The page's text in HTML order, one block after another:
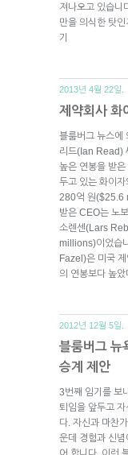
져나오고 있습니
만을 의식한 탓
기
2013년 4월 22일.
제약회사 화
블룸버그 뉴스에
리드(Ian Read)
높은 연봉을 받
두고 있는 화이
280억 원($25.6
받은 CEO는 노
소렌센(Lars
millions)이었습
Fazel)은 미국
의 연봉보다 높았
2012년 12월 5일.
블룸버그 뉴
승계 제안
3번째 임기를 보
퇴임을 앞두고
다. 자신과 마찬
운데 경험과 신